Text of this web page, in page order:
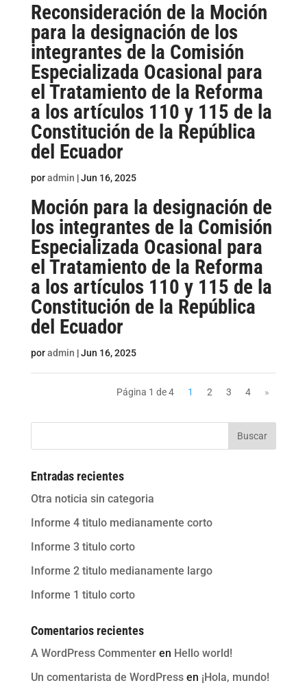
Reconsideración de la Moción
para la designación de los
integrantes de la Comisión
Especializada Ocasional para
el Tratamiento de la Reforma
a los artículos 110 y 115 de la
Constitución de la República
del Ecuador
poradmin |Jun 16, 2025
Moción para la designación de
los integrantes de la Comisión
Especializada Ocasional para
el Tratamiento de la Reforma
a los artículos 110 y 115 de la
Constitución de la República
del Ecuador
poradmin |Jun 16, 2025
Página 1 de 4 1 2 3 4 »
Buscar
Entradas recientes
Otra noticia sin categoria
Informe 4 titulo medianamente corto
Informe 3 titulo corto
Informe 2 titulo medianamente largo
Informe 1 titulo corto
Comentarios recientes
A WordPress Commenteren Hello world!
Un comentarista de WordPressen ¡Hola, mundo!